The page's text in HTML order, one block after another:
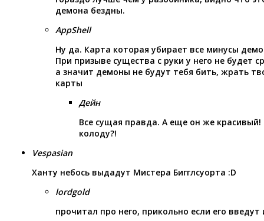
демона бездны.
AppShell
Ну да. Карта которая убирает все минусы
При призыве существа с руки у него не будет
а значит демоны не будут тебя бить, жрать
карты
Дейн
Все сущая правда. А еще он же красивый!
колоду?!
Vespasian
Ханту небось выдадут Мистера Бигглсуорта :D
lordgold
прочитал про него, прикольно если его